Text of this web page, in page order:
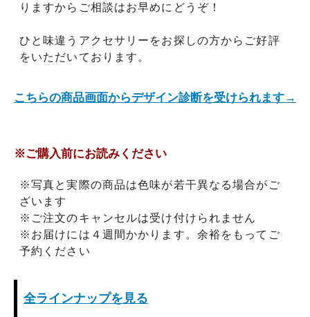
りますからご相談はお早めにどうぞ！
ひと味違うアクセサリーをお探しの方からご好評
をいただいております。
こちらの商品画面からデザイン診断を受けられます→
※ご購入前にお読みください
※写真と実際の商品は色味が若干異なる場合がご
ざいます
※ご注文のキャンセルは受け付けられません
※お届けには４週間かかります。余裕をもってご
予約ください
全ラインナップを見る